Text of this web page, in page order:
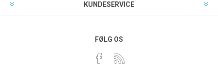
KUNDESERVICE
FØLG OS